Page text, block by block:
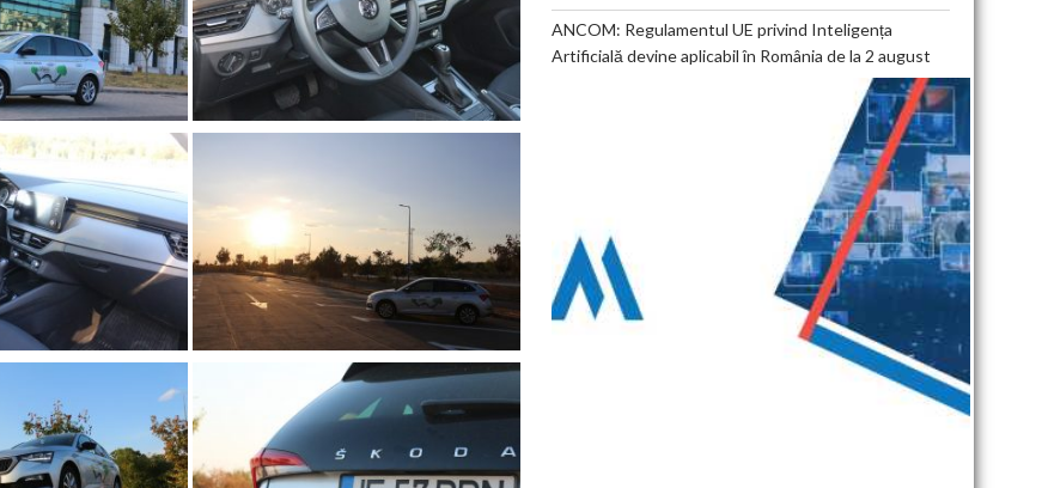
ANCOM: Regulamentul UE privind Inteligența
Artificială devine aplicabil în România de la 2 august